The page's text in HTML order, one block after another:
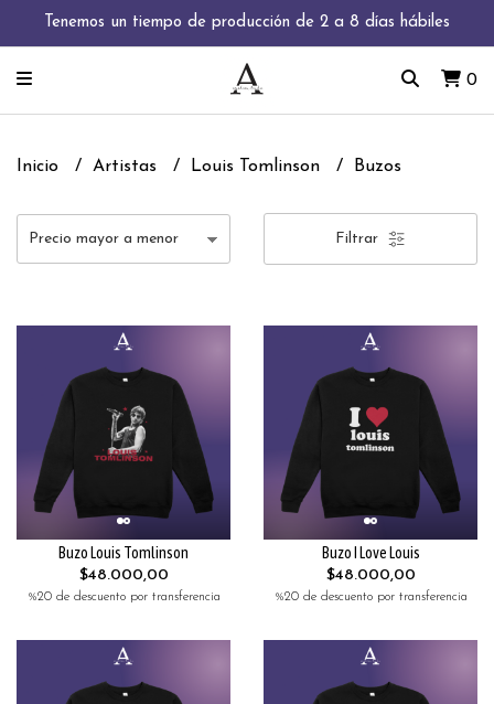
Tenemos un tiempo de producción de 2 a 8 días hábiles
0
Inicio Artistas Louis Tomlinson Buzos
Filtrar
Buzo Louis Tomlinson
$48.000,00
%20 de descuento por transferencia
Buzo I Love Louis
$48.000,00
%20 de descuento por transferencia